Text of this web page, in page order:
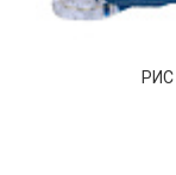
РИС